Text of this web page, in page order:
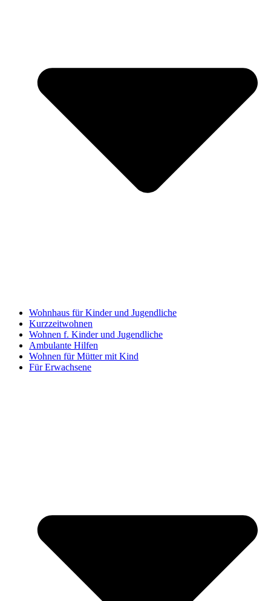
Wohnhaus für Kinder und Jugendliche
Kurzzeitwohnen
Wohnen f. Kinder und Jugendliche
Ambulante Hilfen
Wohnen für Mütter mit Kind
Für Erwachsene